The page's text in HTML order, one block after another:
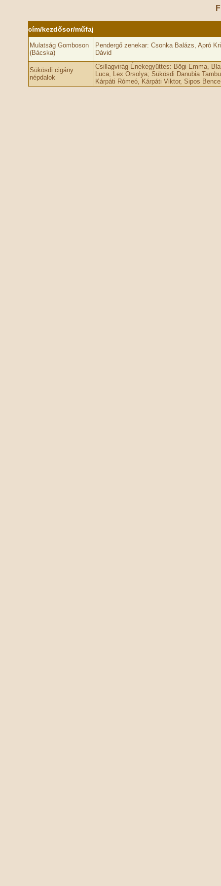
cím/kezdősor/műfaj
Mulatság Gomboson
(Bácska)
Pendergő zenekar: Csonka Balázs, Apró
Dávid
Sükösdi cigány
népdalok
Csillagvirág Énekegyüttes: Bögi Emma,
Luca, Lex Orsolya; Sükösdi Danubia
Kárpáti Rómeó, Kárpáti Viktor, Sipos Bence